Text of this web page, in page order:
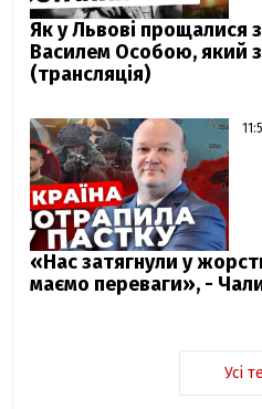
Як у Львові прощалися
Василем Особою, який
(трансляція)
«Нас затягнули у
маємо переваги», -
Усі